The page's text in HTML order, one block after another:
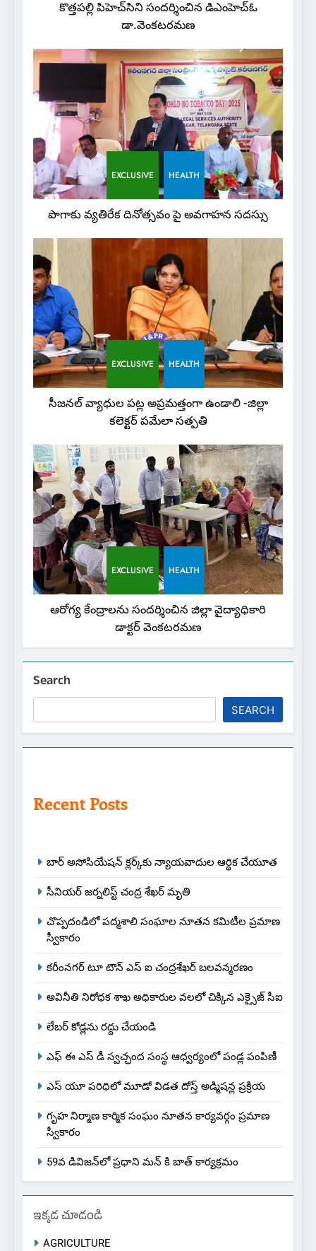
కొత్తపల్లి పిహెచ్‌సిని సందర్శించిన డిఎంహెచ్‌ఓ
డా.వెంకటరమణ
EXCLUSIVE HEALTH
పొగాకు వ్యతిరేక దినోత్సవం పై అవగాహన సదస్సు
EXCLUSIVE HEALTH
సీజనల్ వ్యాధుల పట్ల అప్రమత్తంగా ఉండాలి -జిల్లా
కలెక్టర్ పమేలా సత్పతి
EXCLUSIVE HEALTH
ఆరోగ్య కేంద్రాలను సందర్శించిన జిల్లా వైద్యాధికారి
డాక్టర్ వెంకటరమణ
Search
SEARCH
Recent Posts
బార్ అసోసియేషన్ క్లర్క్‌కు న్యాయవాదుల ఆర్థిక చేయూత
సీనియర్ జర్నలిస్ట్ చంద్ర శేఖర్ మృతి
చొప్పదండిలో పద్మశాలి సంఘాల నూతన కమిటీల ప్రమాణ
స్వీకారం
కరీంనగర్ టూ టౌన్ ఎస్ ఐ చంద్రశేఖర్ బలవన్మరణం
అవినీతి నిరోధక శాఖ అధికారుల వలలో చిక్కిన ఎక్సైజ్ సీఐ
లేబర్ కోడ్లను రద్దు చేయండి
ఎఫ్ ఈ ఎస్ డీ స్వచ్ఛంద సంస్థ ఆధ్వర్యంలో పండ్ల పంపిణీ
ఎస్ యూ పరిధిలో మూడో విడత దోస్త్ అడ్మిషన్ల ప్రక్రియ
గృహ నిర్మాణ కార్మిక సంఘం నూతన కార్యవర్గం ప్రమాణ
స్వీకారం
59వ డివిజన్‌లో ప్రధాని మన్ కి బాత్ కార్యక్రమం
ఇక్కడ చూడండి
AGRICULTURE